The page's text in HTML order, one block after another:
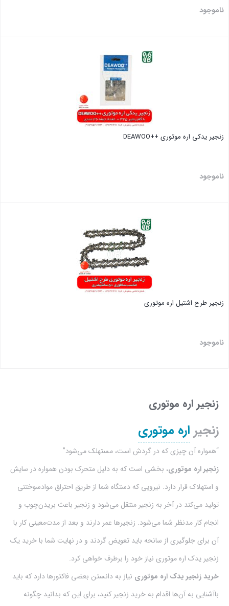
ناموجود
زنجیر یدکی اره موتوری ++DEAWOO
ناموجود
زنجیر طرح اشتیل اره موتوری
ناموجود
زنجیر اره موتوری
زنجیر اره موتوری
“همواره آن چیزی که در گردش است، مستهلک می‌شود”
زنجیر اره موتوری، بخشی است که به دلیل متحرک بودن همواره در سایش
و استهلاک قرار دارد. نیرویی که دستگاه شما از طریق احتراق موادسوختنی
تولید می‌کند در آخر به زنجیر منتقل می‌شود و زنجیر باعث بریدن‌چوب و
انجام کار مدنظر شما می‌شود. زنجیر‌ها عمر دارند و بعد از مدت‌معینی‌ کار با
آن برای جلوگیری از سانحه باید تعویض گردند و در نهایت شما با خرید یک
زنجیر یدک اره موتوری نیاز خود را برطرف خواهی کرد. ‍‍‍
خرید زنجیر یدک اره موتوری نیاز به دانستن بعضی فاکتورها دارد که باید
باآشنایی به آن‌ها اقدام به خرید زنجیر کنید، برای این که بدانید چگونه